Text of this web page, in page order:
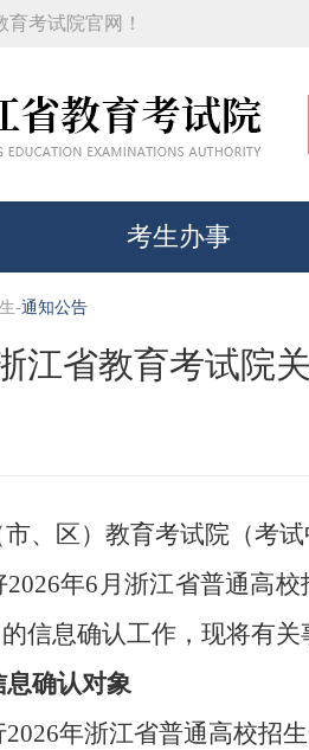
考试院官网！
考生办事
-通知公告
江省教育考试院
、区）教育考试院（考试
2026年6 月浙江省普通高
的信息确认工作，现将有关
息确认对象
2026年浙江省普通高校招